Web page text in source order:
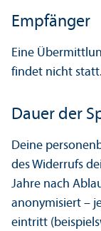
Empfänger
Eine
findet nicht statt.
Dauer der
Deine
des Widerrufs
Jahre nach
anonymisiert –
eintritt